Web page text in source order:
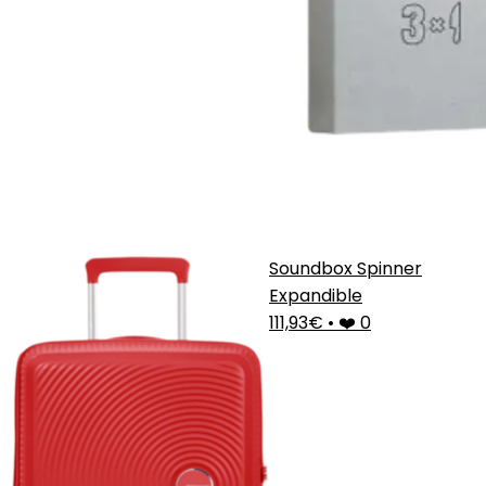
Soundbox Spinner
Expandible
111,93€ • ❤️ 0